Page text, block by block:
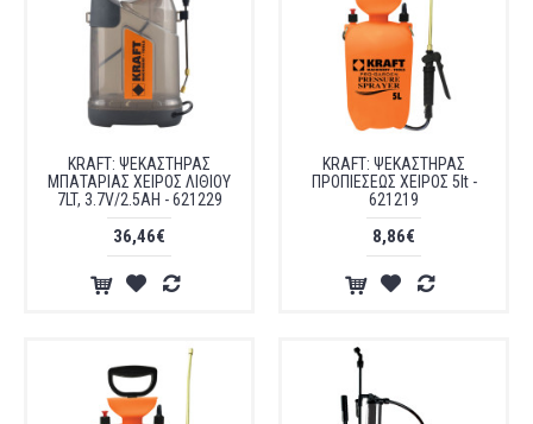
KRAFT: ΨΕΚΑΣΤΗΡΑΣ
ΜΠΑΤΑΡΙΑΣ ΧΕΙΡΟΣ ΛΙΘΙΟΥ
7LT, 3.7V/2.5AH - 621229
36,46€
KRAFT: ΨΕΚΑΣΤΗΡΑΣ
ΠΡΟΠΙΕΣΕΩΣ ΧΕΙΡΟΣ 5lt -
621219
8,86€